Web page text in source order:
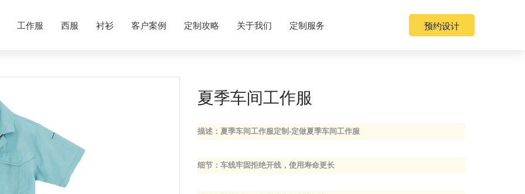
工作服 西服 衬衫 客户案例 定制攻略 关于我们 定制服务 预约设计
夏季车间工作服
描述：夏季车间工作服定制-定做夏季车间工作服
细节：车线牢固拒绝开线，使用寿命更长